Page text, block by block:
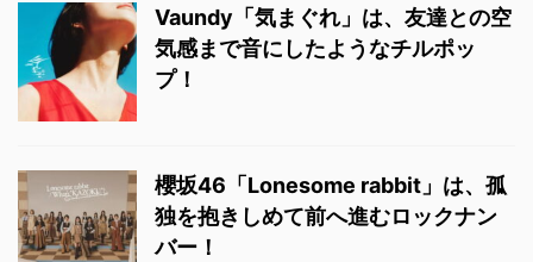
Vaundy「気まぐれ」は、友達との空
気感まで音にしたようなチルポッ
プ！
櫻坂46「Lonesome rabbit」は、孤
独を抱きしめて前へ進むロックナン
バー！